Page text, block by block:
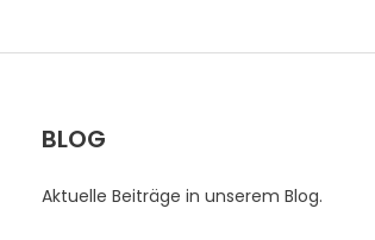
BLOG
Aktuelle Beiträge in unserem Blog.